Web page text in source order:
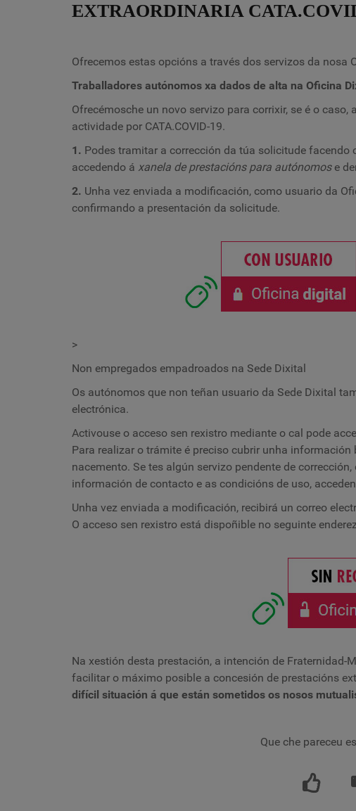
EXTRAORDINARIA
Ofrecemos estas opcións a través dos servizos da
Traballadores autónomos xa dados de alta na Oficina
Ofrecémosche un novo servizo para corrixir, se é o
actividade por CATA.COVID-19.
1. Podes tramitar a corrección da túa solicitude facendo
accedendo á xanela de prestacións para autónomose
2. Unha vez enviada a modificación, como usuario da
confirmando a presentación da solicitude.
>
Non empregados empadroados na Sede Dixital
Os autónomos que non teñan usuario da Sede Dixital
electrónica.
Activouse o acceso sen rexistro mediante o cal pode
Para realizar o trámite é preciso cubrir unha información
nacemento. Se tes algún servizo pendente de
información de contacto e as condicións de uso,
Unha vez enviada a modificación, recibirá un correo
O acceso sen rexistro está dispoñible no seguinte
Na xestión desta prestación, a intención de Fraternidad-
facilitar o máximo posible a concesión de prestacións
difícil situación á que están sometidos os nosos
Que che pareceu